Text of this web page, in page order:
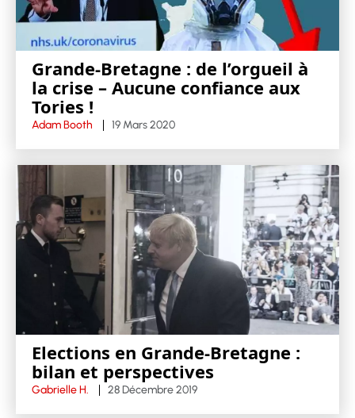
Grande-Bretagne : de l’orgueil à
la crise – Aucune confiance aux
Tories !
Adam Booth 19 Mars 2020
Elections en Grande-Bretagne :
bilan et perspectives
Gabrielle H. 28 Décembre 2019